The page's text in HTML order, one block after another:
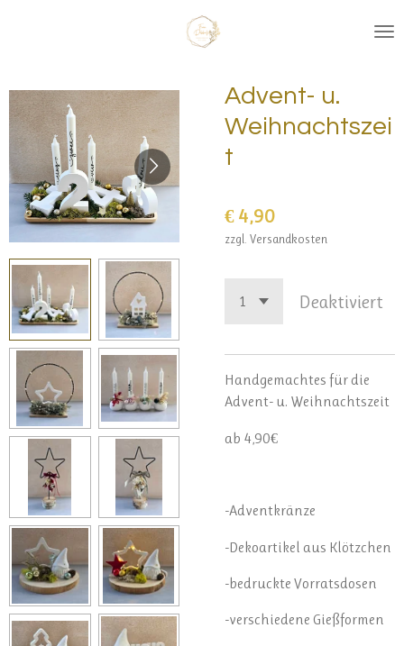
Advent- u.
Weihnachtszei
t
€ 4,90
zzgl. Versandkosten
Deaktiviert
Handgemachtes für die
Advent- u. Weihnachtszeit
ab 4,90€
-Adventkränze
-Dekoartikel aus Klötzchen
-bedruckte Vorratsdosen
-verschiedene Gießformen